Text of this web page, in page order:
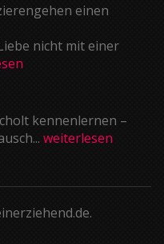
einen
nicht mit einer
kennenlernen –
weiterlesen